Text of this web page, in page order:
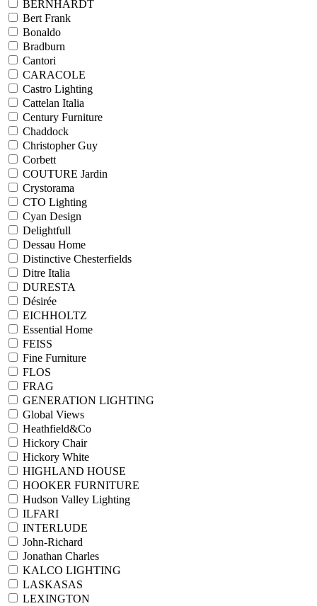
BERNHARDT
Bert Frank
Bonaldo
Bradburn
Cantori
CARACOLE
Castro Lighting
Cattelan Italia
Century Furniture
Chaddock
Christopher Guy
Corbett
COUTURE Jardin
Crystorama
CTO Lighting
Cyan Design
Delightfull
Dessau Home
Distinctive Chesterfields
Ditre Italia
DURESTA
Désirée
EICHHOLTZ
Essential Home
FEISS
Fine Furniture
FLOS
FRAG
GENERATION LIGHTING
Global Views
Heathfield&Co
Hickory Chair
Hickory White
HIGHLAND HOUSE
HOOKER FURNITURE
Hudson Valley Lighting
ILFARI
INTERLUDE
John-Richard
Jonathan Charles
KALCO LIGHTING
LASKASAS
LEXINGTON